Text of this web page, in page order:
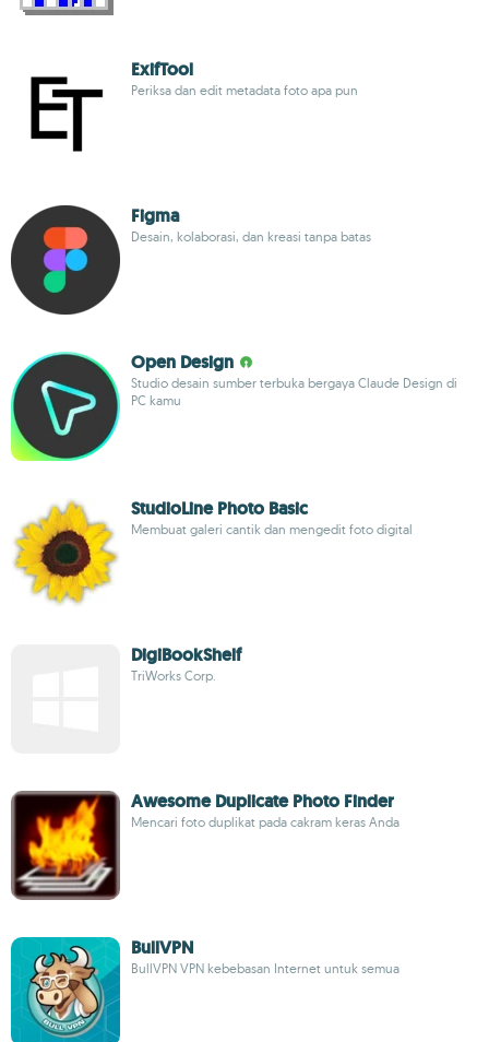
ExifTool
Periksa dan edit metadata foto apa pun
Figma
Desain, kolaborasi, dan kreasi tanpa batas
Open Design
Studio desain sumber terbuka bergaya Claude Design di
PC kamu
StudioLine Photo Basic
Membuat galeri cantik dan mengedit foto digital
DigiBookShelf
TriWorks Corp.
Awesome Duplicate Photo Finder
Mencari foto duplikat pada cakram keras Anda
BullVPN
BullVPN VPN kebebasan Internet untuk semua